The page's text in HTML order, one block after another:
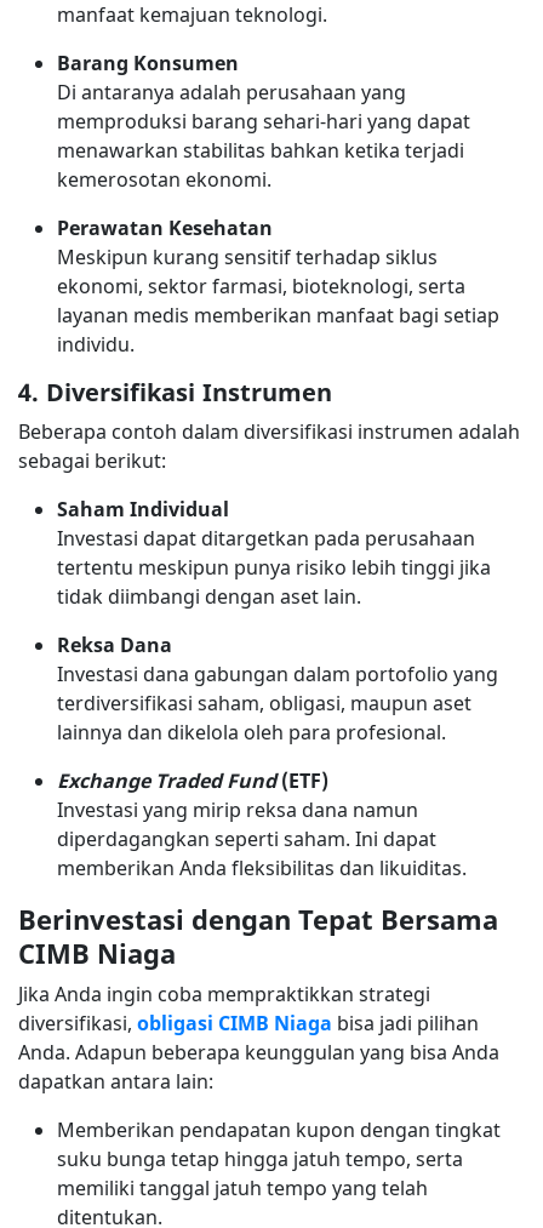
manfaat kemajuan teknologi.
Barang Konsumen
Di antaranya adalah perusahaan yang
memproduksi barang sehari-hari yang dapat
menawarkan stabilitas bahkan ketika terjadi
kemerosotan ekonomi.
Perawatan Kesehatan
Meskipun kurang sensitif terhadap siklus
ekonomi, sektor farmasi, bioteknologi, serta
layanan medis memberikan manfaat bagi setiap
individu.
4. Diversifikasi Instrumen
Beberapa contoh dalam diversifikasi instrumen adalah
sebagai berikut:
Saham Individual
Investasi dapat ditargetkan pada perusahaan
tertentu meskipun punya risiko lebih tinggi jika
tidak diimbangi dengan aset lain.
Reksa Dana
Investasi dana gabungan dalam portofolio yang
terdiversifikasi saham, obligasi, maupun aset
lainnya dan dikelola oleh para profesional.
Exchange Traded Fund(ETF)
Investasi yang mirip reksa dana namun
diperdagangkan seperti saham. Ini dapat
memberikan Anda fleksibilitas dan likuiditas.
Berinvestasi dengan Tepat Bersama
CIMB Niaga
Jika Anda ingin coba mempraktikkan strategi
diversifikasi, obligasi CIMB Niaga bisa jadi pilihan
Anda. Adapun beberapa keunggulan yang bisa Anda
dapatkan antara lain:
Memberikan pendapatan kupon dengan tingkat
suku bunga tetap hingga jatuh tempo, serta
memiliki tanggal jatuh tempo yang telah
ditentukan.